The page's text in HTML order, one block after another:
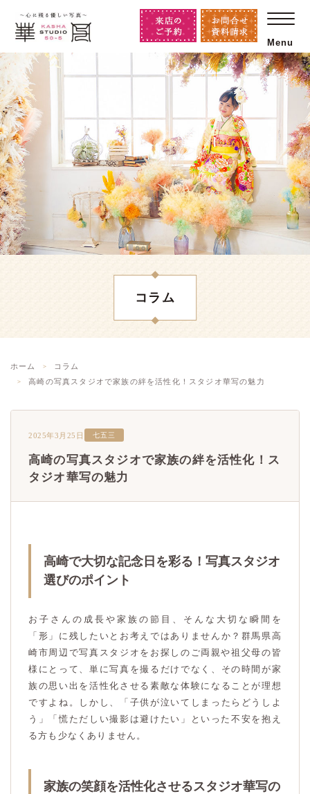
Menu
コラム
ホーム
コラム
高崎の写真スタジオで家族の絆を活性化！スタジオ華写の魅力
2025年3月25日 七五三
高崎の写真スタジオで家族の絆を活性化！ス
タジオ華写の魅力
高崎で大切な記念日を彩る！写真スタジオ
選びのポイント
お子さんの成長や家族の節目、そんな大切な瞬間を
「形」に残したいとお考えではありませんか？群馬県高
崎市周辺で写真スタジオをお探しのご両親や祖父母の皆
様にとって、単に写真を撮るだけでなく、その時間が家
族の思い出を活性化させる素敵な体験になることが理想
ですよね。しかし、「子供が泣いてしまったらどうしよ
う」「慌ただしい撮影は避けたい」といった不安を抱え
る方も少なくありません。
家族の笑顔を活性化させるスタジオ華写の